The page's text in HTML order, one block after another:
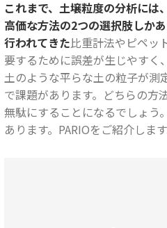
これまで、土壌粒度の分析には
高価な方法の2つの選択肢しか
行われてきた比重計法やピペッ
要するために誤差が生じやすく
土のような平らな土の粒子が測
で課題があります。どちらの方
無駄にすることになるでしょう
あります。PARIOをご紹介します